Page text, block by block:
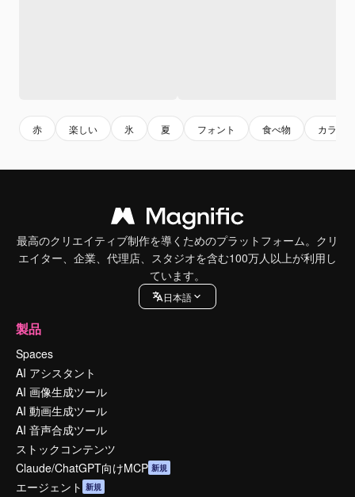
赤 楽しい 氷 夏 フォント 食べ物 カラフル
最高のクリエイティブ制作を導くためのプラットフォーム。クリ
エイター、企業、代理店、スタジオを含む100万人以上が利用し
ています。
日本語
製品
Spaces
AI アシスタント
AI 画像生成ツール
AI 動画生成ツール
AI 音声合成ツール
ストックコンテンツ
Claude/ChatGPT向けMCP 新規
エージェント 新規